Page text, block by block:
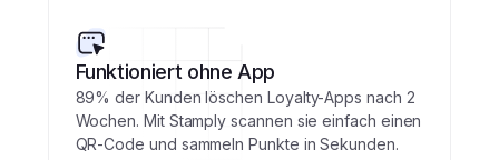
Funktioniert ohne App
89% der Kunden löschen Loyalty-Apps nach 2
Wochen. Mit Stamply scannen sie einfach einen
QR-Code und sammeln Punkte in Sekunden.